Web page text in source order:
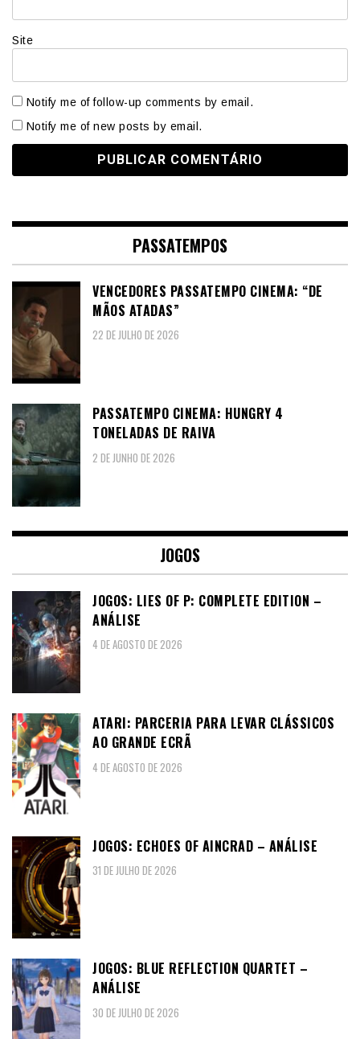
Site
Notify me of follow-up comments by email.
Notify me of new posts by email.
PASSATEMPOS
VENCEDORES PASSATEMPO CINEMA: “DE
MÃOS ATADAS”
22 DE JULHO DE 2026
PASSATEMPO CINEMA: HUNGRY 4
TONELADAS DE RAIVA
2 DE JUNHO DE 2026
JOGOS
JOGOS: LIES OF P: COMPLETE EDITION –
ANÁLISE
4 DE AGOSTO DE 2026
ATARI: PARCERIA PARA LEVAR CLÁSSICOS
AO GRANDE ECRÃ
4 DE AGOSTO DE 2026
JOGOS: ECHOES OF AINCRAD – ANÁLISE
31 DE JULHO DE 2026
JOGOS: BLUE REFLECTION QUARTET –
ANÁLISE
30 DE JULHO DE 2026